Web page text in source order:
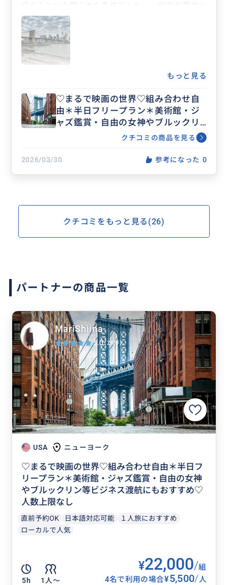
日のみという限られた条件でした。一般的な現地ツ
アーは朝早い集合が多く、土地勘のない状態で時間
通りに集合場所へ行けるか不安がありました。その
点、本サービスは柔軟に対応してもらえたため、無
理なく参加できたのが大きな利点です。
事前にはサービスの信頼性について慎重に調べた上
で申し込みましたが、結果として仕組みはよく整っ
いたガイドの方も非常に丁寧で、こちらの状況を踏
まえた対応をしていただけたのが印象的でした。
当日は鉄道駅での待ち合わせが可能で、移動の不安
なくスタートできました。観光は徒歩と地下鉄を組
けずに主要スポットを無理なく巡ることができまし
・バッテリーパーク（自由の女神を遠望）
・ウォール街周辺（チャージングブル、ニューヨー
ク証券取引所、フェデラルホール）
・ブルックリン（DUMBOエリア、ブルックリン橋
・コロンビア大学周辺
短時間でもニューヨークの要所をバランスよく回る
ことができ、個人では難しい効率の良い観光が実現
できたと感じています。
頻繁に海外旅行ができるわけではありませんが、も
し再訪する機会があれば、ぜひまた利用したいと思
える内容でした。
もっと見る
♡まるで映画の世界♡組み合わせ自
由＊半日フリープラン＊美術館・ジ
ャズ鑑賞・自由の女神やブルックリ
ン等ビジネス渡航にもおすすめ♡人
クチコミの商品を見る
2026/03/30 参考になった 0
クチコミをもっと見る(26)
パートナーの商品一覧
USA ニューヨーク
♡まるで映画の世界♡組み合わせ自由＊半日フ
リープラン＊美術館・ジャズ鑑賞・自由の女神
やブルックリン等ビジネス渡航にもおすすめ♡
人数上限なし
直前予約OK 日本語対応可能
１人旅におすすめ
ローカルで人気
5h 1人〜
¥22,000/組
4名で利用の場合¥5,500/人
MariShiina
5.0(26件)